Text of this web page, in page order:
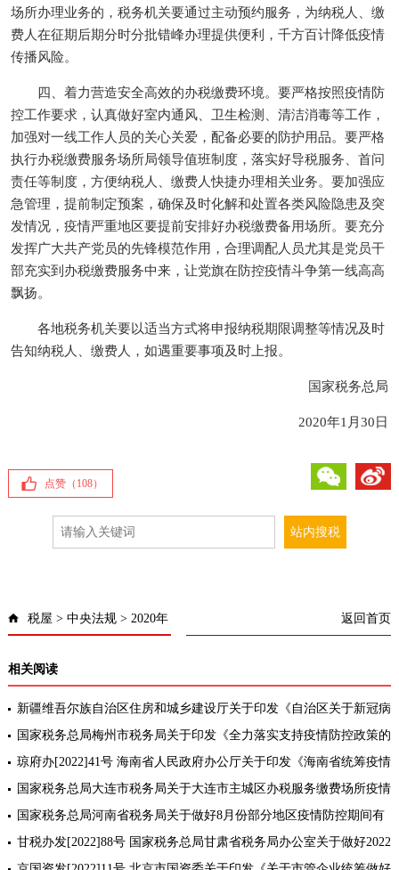
场所办理业务的，税务机关要通过主动预约服务，为纳税人、缴
费人在征期后期分时分批错峰办理提供便利，千方百计降低疫情
传播风险。
四、着力营造安全高效的办税缴费环境。要严格按照疫情防
控工作要求，认真做好室内通风、卫生检测、清洁消毒等工作，
加强对一线工作人员的关心关爱，配备必要的防护用品。要严格
执行办税缴费服务场所局领导值班制度，落实好导税服务、首问
责任等制度，方便纳税人、缴费人快捷办理相关业务。要加强应
急管理，提前制定预案，确保及时化解和处置各类风险隐患及突
发情况，疫情严重地区要提前安排好办税缴费备用场所。要充分
发挥广大共产党员的先锋模范作用，合理调配人员尤其是党员干
部充实到办税缴费服务中来，让党旗在防控疫情斗争第一线高高
飘扬。
各地税务机关要以适当方式将申报纳税期限调整等情况及时
告知纳税人、缴费人，如遇重要事项及时上报。
国家税务总局
2020年1月30日
点赞（ 108）
税屋 > 中央法规> 2020年 返回首页
相关阅读
新疆维吾尔族自治区住房和城乡建设厅关于印发《自治区关于新冠病
毒感染疫情防控期间房屋建筑和市政基础设施工程计价有关问题的指
导意见
国家税务总局梅州市税务局关于印发《全力落实支持疫情防控政策的
措施》的通知
琼府办[2022]41号 海南省人民政府办公厅关于印发《海南省统筹疫情
防控和经济恢复提振行动方案》和《海南省稳经济助企纾困发展特别
措施[2
国家税务总局大连市税务局关于大连市主城区办税服务缴费场所疫情
防控期间实施“非接触式”办理涉税缴费业务的通知
国家税务总局河南省税务局关于做好8月份部分地区疫情防控期间有
关税费征管事项的通告
甘税办发[2022]88号 国家税务总局甘肃省税务局办公室关于做好2022